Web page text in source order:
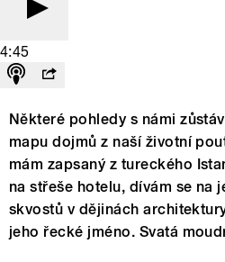
4:45
Některé pohledy s námi
mapu dojmů z naší životní
mám zapsaný z tureckého
na střeše hotelu, dívám se na
skvostů v dějinách
jeho řecké jméno. Svatá